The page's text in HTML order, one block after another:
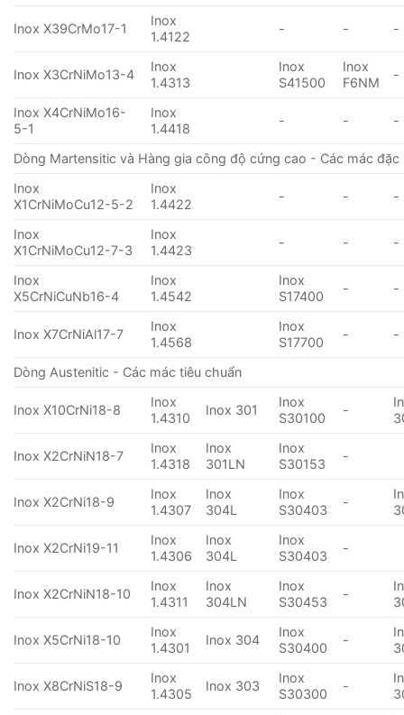
Inox X39CrMo17-1
Inox
1.4122
- - -
Inox X3CrNiMo13-4
Inox
1.4313
Inox
S41500
Inox
F6NM
-
Inox X4CrNiMo16-
5-1
Inox
1.4418
- - -
Dòng Martensitic và Hàng gia công độ cứng cao - Các mác đặc
Inox
X1CrNiMoCu12-5-2
Inox
1.4422
- - -
Inox
X1CrNiMoCu12-7-3
Inox
1.4423
- - -
Inox
X5CrNiCuNb16-4
Inox
1.4542
Inox
S17400
- -
Inox X7CrNiAl17-7
Inox
1.4568
Inox
S17700
- -
Dòng Austenitic - Các mác tiêu chuẩn
Inox X10CrNi18-8
Inox
1.4310
Inox 301
Inox
S30100
-
Inox X2CrNiN18-7
Inox
1.4318
Inox
301LN
Inox
S30153
-
Inox X2CrNi18-9
Inox
1.4307
Inox
304L
Inox
S30403
-
Inox X2CrNi19-11
Inox
1.4306
Inox
304L
Inox
S30403
-
Inox X2CrNiN18-10
Inox
1.4311
Inox
304LN
Inox
S30453
-
Inox X5CrNi18-10
Inox
1.4301
Inox 304
Inox
S30400
-
Inox X8CrNiS18-9
Inox
1.4305
Inox 303
Inox
S30300
-